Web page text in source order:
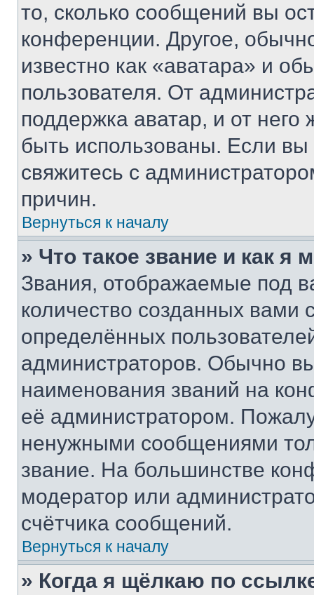
то, сколько сообщений вы
конференции. Другое,
известно как «аватара» и
пользователя. От
поддержка аватар, и от него
быть использованы. Если
свяжитесь с
причин.
Вернуться к началу
» Что такое звание и как я
Звания, отображаемые под
количество созданных
определённых
администраторов. Обычно
наименования званий на
её администратором.
ненужными сообщениями
звание. На большинстве
модератор или
счётчика сообщений.
Вернуться к началу
» Когда я щёлкаю по